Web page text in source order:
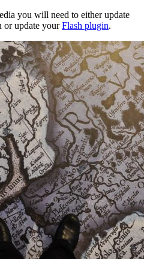
you will need to either update
or update yourFlash plugin.